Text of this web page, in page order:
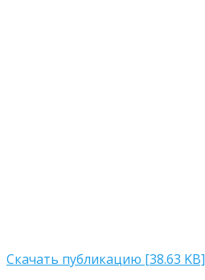
Скачать публикацию [38.63 KB]